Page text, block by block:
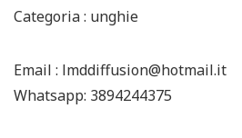
Categoria : unghie
Email : lmddiffusion@hotmail.it
Whatsapp: 3894244375